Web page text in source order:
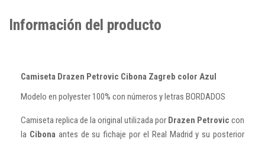
Información del producto
Camiseta Drazen Petrovic Cibona Zagreb color Azul
Modelo en polyester 100% con números y letras BORDADOS
Camisetareplica de la original utilizada por Drazen Petrovic con
la Cibonaantes de su fichaje por el Real Madrid y su posterior